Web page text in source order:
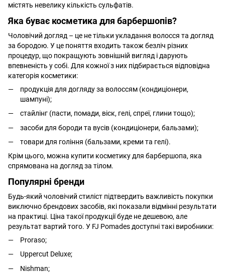
містять невелику кількість сульфатів.
Яка буває косметика для барбершопів?
Чоловічий догляд – це не тільки укладання волосся та догляд
за бородою. У це поняття входить також безліч різних
процедур, що покращують зовнішній вигляд і дарують
впевненість у собі. Для кожної з них підбирається відповідна
категорія косметики:
продукція для догляду за волоссям (кондиціонери,
шампуні);
стайлінг (пасти, помади, віск, гелі, спреї, глини тощо);
засоби для бороди та вусів (кондиціонери, бальзами);
товари для гоління (бальзами, креми та гелі).
Крім цього, можна купити косметику для барбершопа, яка
спрямована на догляд за тілом.
Популярні бренди
Будь-який чоловічий стиліст підтвердить важливість покупки
виключно брендових засобів, які показали відмінні результати
на практиці. Ціна такої продукції буде не дешевою, але
результат вартий того. У FJ Pomades доступні такі виробники:
Proraso;
Uppercut Deluxe;
Nishman;